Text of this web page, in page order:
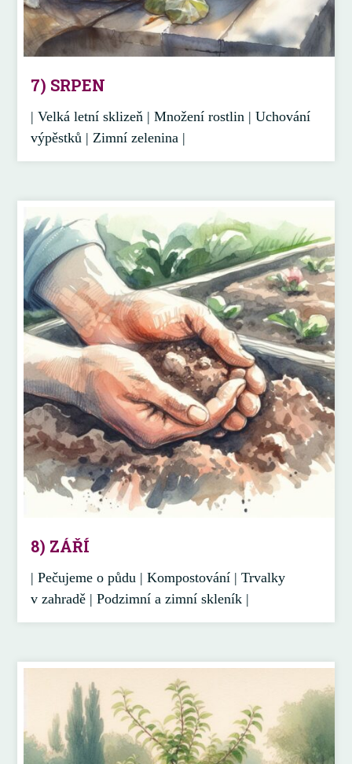
7) SRPEN
| Velká letní sklizeň | Množení rostlin | Uchování
výpěstků | Zimní zelenina |
8) ZÁŘÍ
| Pečujeme o půdu | Kompostování | Trvalky
v zahradě | Podzimní a zimní skleník |